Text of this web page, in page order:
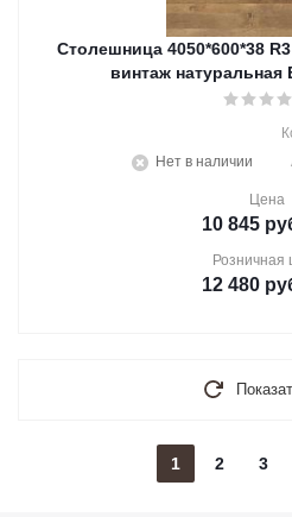
Столешница 4050*600*38
винтаж натуральная
Нет в наличии
Цена
10 845
Розничная
12 480
1 2 3